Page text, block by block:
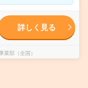
詳しく見る
部（全国）